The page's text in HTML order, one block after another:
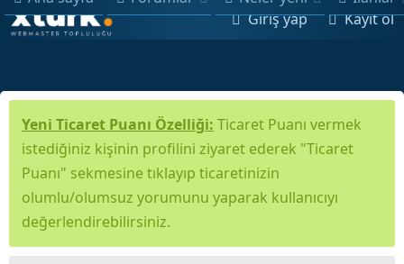
Giriş yap Kayıt ol
Yeni Ticaret Puanı Özelliği: Ticaret Puanı vermek
istediğiniz kişinin profilini ziyaret ederek "Ticaret
Puanı" sekmesine tıklayıp ticaretinizin
olumlu/olumsuz yorumunu yaparak kullanıcıyı
değerlendirebilirsiniz.